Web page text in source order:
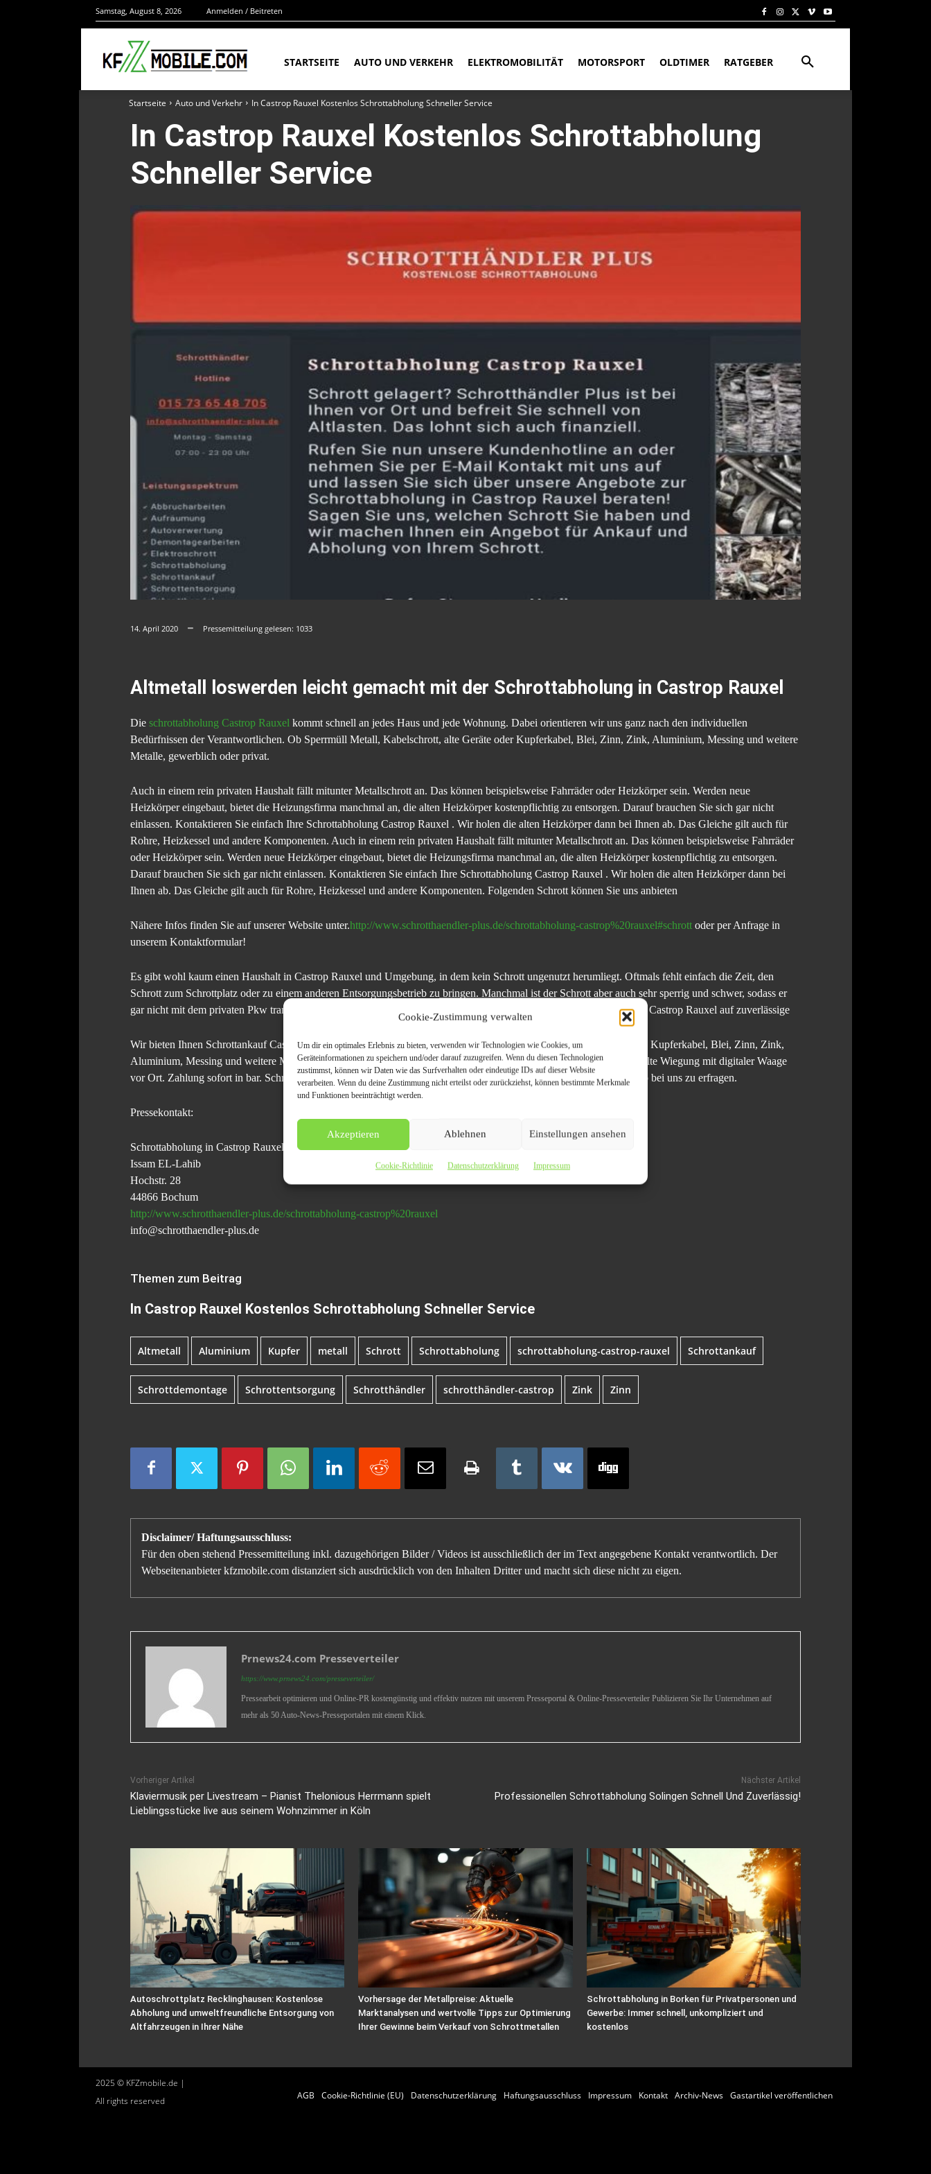
Cookie-Zustimmung verwalten
Um dir ein optimales Erlebnis zu bieten, verwenden wir Technologien wie Cookies, um
Geräteinformationen zu speichern und/oder darauf zuzugreifen. Wenn du diesen Technologien
zustimmst, können wir Daten wie das Surfverhalten oder eindeutige IDs auf dieser Website
verarbeiten. Wenn du deine Zustimmung nicht erteilst oder zurückziehst, können bestimmte Merkmale
und Funktionen beeinträchtigt werden.
Akzeptieren Ablehnen Einstellungen ansehen
Cookie-Richtlinie Datenschutzerklärung Impressum
Samstag, August 8, 2026 Anmelden / Beitreten
STARTSEITE AUTO UND VERKEHR ELEKTROMOBILITÄT MOTORSPORT OLDTIMER RATGEBER
Startseite Auto und Verkehr In Castrop Rauxel Kostenlos Schrottabholung Schneller Service
In Castrop Rauxel Kostenlos Schrottabholung
Schneller Service
14. April 2020 Pressemitteilung gelesen: 1033
Altmetall loswerden leicht gemacht mit der Schrottabholung in Castrop Rauxel
Die schrottabholung Castrop Rauxel kommt schnell an jedes Haus und jede Wohnung. Dabei orientieren wir uns ganz nach den individuellen
Bedürfnissen der Verantwortlichen. Ob Sperrmüll Metall, Kabelschrott, alte Geräte oder Kupferkabel, Blei, Zinn, Zink, Aluminium, Messing und weitere
Metalle, gewerblich oder privat.
Auch in einem rein privaten Haushalt fällt mitunter Metallschrott an. Das können beispielsweise Fahrräder oder Heizkörper sein. Werden neue
Heizkörper eingebaut, bietet die Heizungsfirma manchmal an, die alten Heizkörper kostenpflichtig zu entsorgen. Darauf brauchen Sie sich gar nicht
einlassen. Kontaktieren Sie einfach Ihre Schrottabholung Castrop Rauxel . Wir holen die alten Heizkörper dann bei Ihnen ab. Das Gleiche gilt auch für
Rohre, Heizkessel und andere Komponenten. Auch in einem rein privaten Haushalt fällt mitunter Metallschrott an. Das können beispielsweise Fahrräder
oder Heizkörper sein. Werden neue Heizkörper eingebaut, bietet die Heizungsfirma manchmal an, die alten Heizkörper kostenpflichtig zu entsorgen.
Darauf brauchen Sie sich gar nicht einlassen. Kontaktieren Sie einfach Ihre Schrottabholung Castrop Rauxel . Wir holen die alten Heizkörper dann bei
Ihnen ab. Das Gleiche gilt auch für Rohre, Heizkessel und andere Komponenten. Folgenden Schrott können Sie uns anbieten
Nähere Infos finden Sie auf unserer Website unter.http://www.schrotthaendler-plus.de/schrottabholung-castrop%20rauxel#schrott oder per Anfrage in
unserem Kontaktformular!
Es gibt wohl kaum einen Haushalt in Castrop Rauxel und Umgebung, in dem kein Schrott ungenutzt herumliegt. Oftmals fehlt einfach die Zeit, den
Schrott zum Schrottplatz oder zu einem anderen Entsorgungsbetrieb zu bringen. Manchmal ist der Schrott aber auch sehr sperrig und schwer, sodass er
gar nicht mit dem privaten Pkw transportiert werden kann. Dann nehmen Sie einfach Kontakt mit der Schrottabholung Castrop Rauxel auf zuverlässige
Wir bieten Ihnen Schrottankauf Castrop Rauxel zu fairen Preisen! Wir kaufen Ihre Buntmetalle wie zB. Kupfer, Kabel, Kupferkabel, Blei, Zinn, Zink,
Aluminium, Messing und weitere Metalle.Bitte beachten Sie nur dass eine bestimmt Mindestmenge vorhanden sein sollte Wiegung mit digitaler Waage
vor Ort. Zahlung sofort in bar. Schrottpreise sind Tagespreise. Daher bitten wir Sie, den genauen Wert bei bedarf vorab bei uns zu erfragen.
Pressekontakt:
Schrottabholung in Castrop Rauxel und Umgebung
Issam EL-Lahib
Hochstr. 28
44866 Bochum
http://www.schrotthaendler-plus.de/schrottabholung-castrop%20rauxel
info@schrotthaendler-plus.de
Themen zum Beitrag
In Castrop Rauxel Kostenlos Schrottabholung Schneller Service
Altmetall Aluminium Kupfer metall Schrott Schrottabholung schrottabholung-castrop-rauxel Schrottankauf
Schrottdemontage Schrottentsorgung Schrotthändler schrotthändler-castrop Zink Zinn
Disclaimer/ Haftungsausschluss:
Für den oben stehend Pressemitteilung inkl. dazugehörigen Bilder / Videos ist ausschließlich der im Text angegebene Kontakt verantwortlich. Der
Webseitenanbieter kfzmobile.com distanziert sich ausdrücklich von den Inhalten Dritter und macht sich diese nicht zu eigen.
Prnews24.com Presseverteiler
https://www.prnews24.com/presseverteiler/
Pressearbeit optimieren und Online-PR kostengünstig und effektiv nutzen mit unserem Presseportal & Online-Presseverteiler Publizieren Sie Ihr Unternehmen auf
mehr als 50 Auto-News-Presseportalen mit einem Klick.
Vorheriger Artikel
Klaviermusik per Livestream – Pianist Thelonious Herrmann spielt
Lieblingsstücke live aus seinem Wohnzimmer in Köln
Nächster Artikel
Professionellen Schrottabholung Solingen Schnell Und Zuverlässig!
Autoschrottplatz Recklinghausen: Kostenlose
Abholung und umweltfreundliche Entsorgung von
Altfahrzeugen in Ihrer Nähe
Vorhersage der Metallpreise: Aktuelle
Marktanalysen und wertvolle Tipps zur Optimierung
Ihrer Gewinne beim Verkauf von Schrottmetallen
Schrottabholung in Borken für Privatpersonen und
Gewerbe: Immer schnell, unkompliziert und
kostenlos
2025 © KFZmobile.de |
All rights reserved
AGB Cookie-Richtlinie (EU) Datenschutzerklärung Haftungsausschluss Impressum Kontakt Archiv-News Gastartikel veröffentlichen